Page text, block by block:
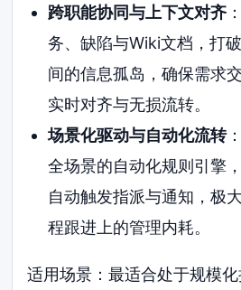
跨职能协同与上下文对齐
务、缺陷与Wiki文档，打
间的信息孤岛，确保需求
实时对齐与无损流转。
场景化驱动与自动化流转
全场景的自动化规则引擎
自动触发指派与通知，极
程跟进上的管理内耗。
适用场景：最适合处于规模